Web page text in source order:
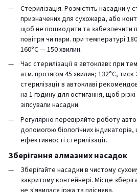
Стерилізація. Розмістіть насадки у
призначених для сухожара, або
щоб не пошкодити та забезпечити
повітря чи пари. при температурі
160°C — 150 хвилин.
Час стерилізації в автоклаві: при
атм. протягом 45 хвилин; 132°C,
стерилізації в автоклаві
на 1 годину для остигання, щоб
зіпсували насадки.
Регулярно перевіряйте роботу
допомогою біологічних
ефективності стерилізації.
Зберігання алмазних насадок
Зберігайте насадки в чистому
закритому контейнері. Місце